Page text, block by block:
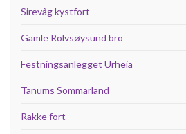
Sirevåg kystfort
Gamle Rolvsøysund bro
Festningsanlegget Urheia
Tanums Sommarland
Rakke fort